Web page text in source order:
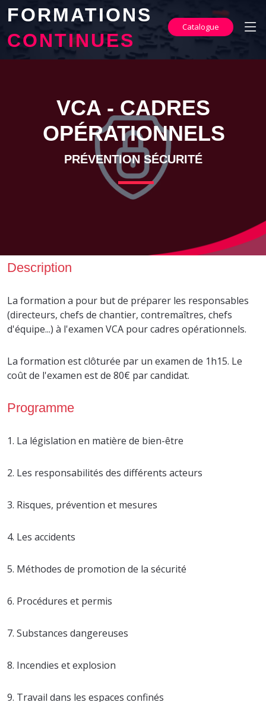
FORMATIONS
CONTINUES
Catalogue
VCA - CADRES
OPÉRATIONNELS
PRÉVENTION SÉCURITÉ
Description
La formation a pour but de préparer les responsables
(directeurs, chefs de chantier, contremaîtres, chefs
d'équipe...) à l'examen VCA pour cadres opérationnels.
La formation est clôturée par un examen de 1h15. Le
coût de l'examen est de 80€ par candidat.
Programme
1. La législation en matière de bien-être
2. Les responsabilités des différents acteurs
3. Risques, prévention et mesures
4. Les accidents
5. Méthodes de promotion de la sécurité
6. Procédures et permis
7. Substances dangereuses
8. Incendies et explosion
9. Travail dans les espaces confinés